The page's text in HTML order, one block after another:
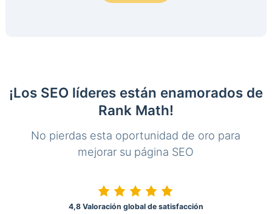
¡Los SEO líderes están enamorados de
Rank Math!
No pierdas esta oportunidad de oro para
mejorar su página SEO
4,8 Valoración global de satisfacción